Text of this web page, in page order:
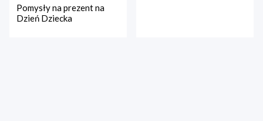
Pomysły na prezent na
Dzień Dziecka